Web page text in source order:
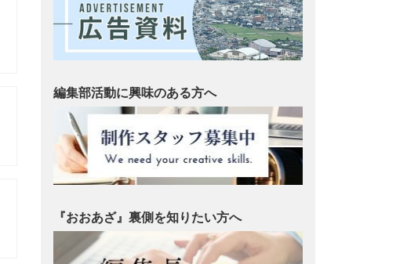
編集部活動に興味のある方へ
『おおあざ』裏側を知りたい方へ